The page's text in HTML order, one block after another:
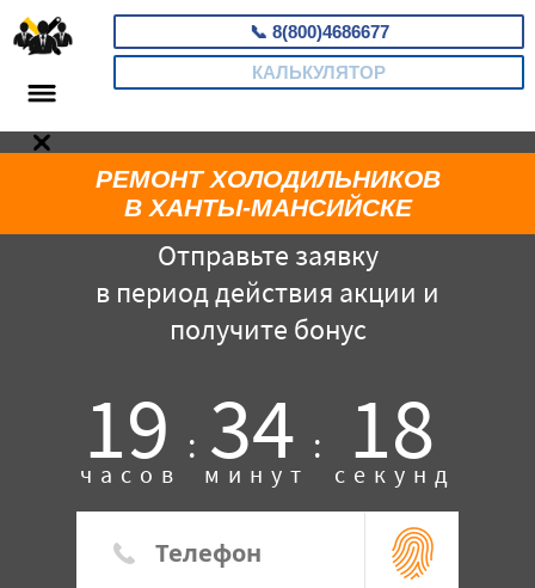
📞 8(800)4686677
КАЛЬКУЛЯТОР
Отправьте заявку
в период действия акции и
получите бонус
19 :
часов 34 :
минут 17
секунд
РЕМОНТ ХОЛОДИЛЬНИКОВ
В ХАНТЫ-МАНСИЙСКЕ